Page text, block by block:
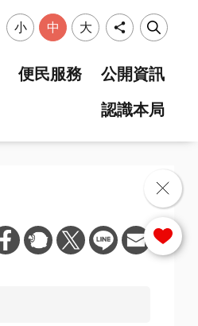
選單
小 中 大
便民服務 公開資訊
認識本局